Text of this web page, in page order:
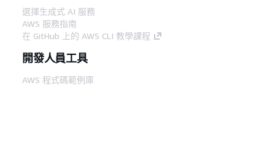
選擇生成式 AI 服務
AWS 服務指南
在 GitHub 上的 AWS CLI 教學課程
開發人員工具
AWS 程式碼範例庫